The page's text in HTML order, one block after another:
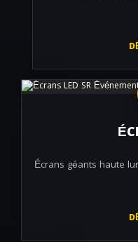
Écrans géants haute